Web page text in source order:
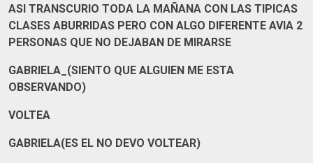
ASI TRANSCURIO TODA LA MAÑANA CON LAS TIPICAS
CLASES ABURRIDAS PERO CON ALGO DIFERENTE AVIA 2
PERSONAS QUE NO DEJABAN DE MIRARSE
GABRIELA_(SIENTO QUE ALGUIEN ME ESTA
OBSERVANDO)
VOLTEA
GABRIELA(ES EL NO DEVO VOLTEAR)